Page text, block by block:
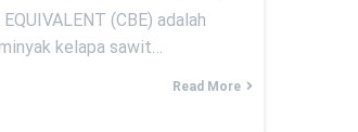
(CBE) adalah
kelapa sawit…
Read More